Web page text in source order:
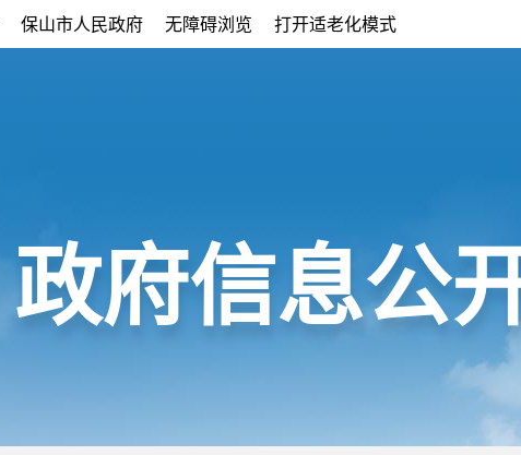
保山市人民政府 无障碍浏览 打开适老化模式
政府信息公